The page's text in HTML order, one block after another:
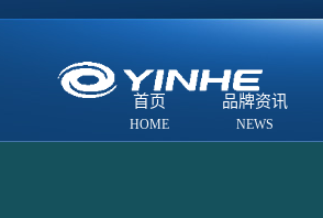
首页 品牌资讯